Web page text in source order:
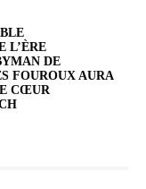
L’ÈRE
DE
FOUROUX AURA
CŒUR